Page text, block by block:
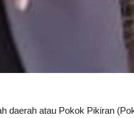
daerah atau Pokok Pikiran